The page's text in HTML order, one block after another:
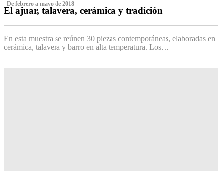
‌ De febrero a mayo de 2018
El ajuar, talavera, cerámica y tradición
En esta muestra se reúnen 30 piezas contemporáneas, elaboradas en
cerámica, talavera y barro en alta temperatura. Los…